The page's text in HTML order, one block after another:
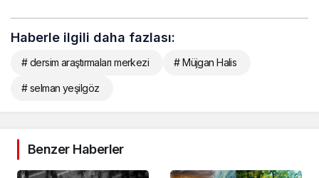
Haberle ilgili daha fazlası:
# dersim araştırmaları merkezi # Müjgan Halis
# selman yeşilgöz
Benzer Haberler